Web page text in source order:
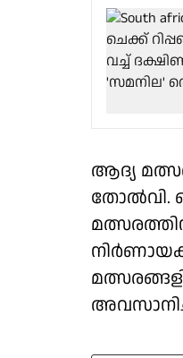
ആദ്യ
തോല്‍വി.